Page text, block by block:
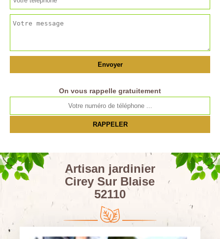
On vous rappelle gratuitement
Artisan jardinier
Cirey Sur Blaise
52110